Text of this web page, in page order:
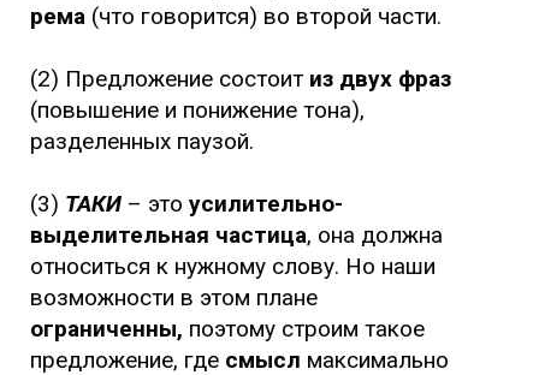
рема (что говорится) во второй части.
(2) Предложение состоит из двух фраз
(повышение и понижение тона),
разделенных паузой.
(3) ТАКИ – это усилительно-
выделительная частица, она должна
относиться к нужному слову. Но наши
возможности в этом плане
ограниченны, поэтому строим такое
предложение, где смысл максимально